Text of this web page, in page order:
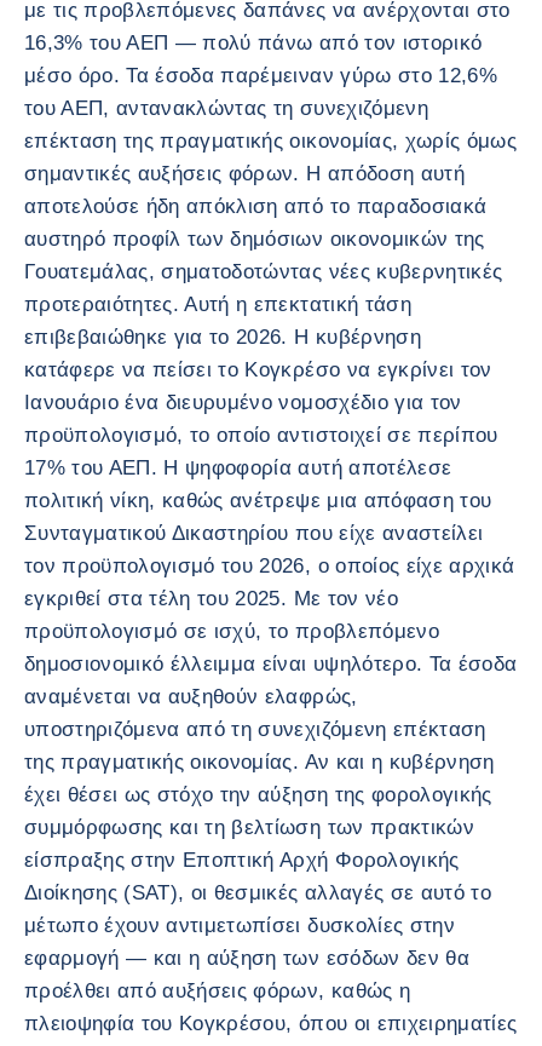
με τις προβλεπόμενες δαπάνες να ανέρχονται στο
16,3% του ΑΕΠ — πολύ πάνω από τον ιστορικό
μέσο όρο. Τα έσοδα παρέμειναν γύρω στο 12,6%
του ΑΕΠ, αντανακλώντας τη συνεχιζόμενη
επέκταση της πραγματικής οικονομίας, χωρίς όμως
σημαντικές αυξήσεις φόρων. Η απόδοση αυτή
αποτελούσε ήδη απόκλιση από το παραδοσιακά
αυστηρό προφίλ των δημόσιων οικονομικών της
Γουατεμάλας, σηματοδοτώντας νέες κυβερνητικές
προτεραιότητες. Αυτή η επεκτατική τάση
επιβεβαιώθηκε για το 2026. Η κυβέρνηση
κατάφερε να πείσει το Κογκρέσο να εγκρίνει τον
Ιανουάριο ένα διευρυμένο νομοσχέδιο για τον
προϋπολογισμό, το οποίο αντιστοιχεί σε περίπου
17% του ΑΕΠ. Η ψηφοφορία αυτή αποτέλεσε
πολιτική νίκη, καθώς ανέτρεψε μια απόφαση του
Συνταγματικού Δικαστηρίου που είχε αναστείλει
τον προϋπολογισμό του 2026, ο οποίος είχε αρχικά
εγκριθεί στα τέλη του 2025. Με τον νέο
προϋπολογισμό σε ισχύ, το προβλεπόμενο
δημοσιονομικό έλλειμμα είναι υψηλότερο. Τα έσοδα
αναμένεται να αυξηθούν ελαφρώς,
υποστηριζόμενα από τη συνεχιζόμενη επέκταση
της πραγματικής οικονομίας. Αν και η κυβέρνηση
έχει θέσει ως στόχο την αύξηση της φορολογικής
συμμόρφωσης και τη βελτίωση των πρακτικών
είσπραξης στην Εποπτική Αρχή Φορολογικής
Διοίκησης (SAT), οι θεσμικές αλλαγές σε αυτό το
μέτωπο έχουν αντιμετωπίσει δυσκολίες στην
εφαρμογή — και η αύξηση των εσόδων δεν θα
προέλθει από αυξήσεις φόρων, καθώς η
πλειοψηφία του Κογκρέσου, όπου οι επιχειρηματίες